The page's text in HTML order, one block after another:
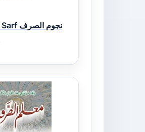
Nujoom al Sarf نجوم الصرف